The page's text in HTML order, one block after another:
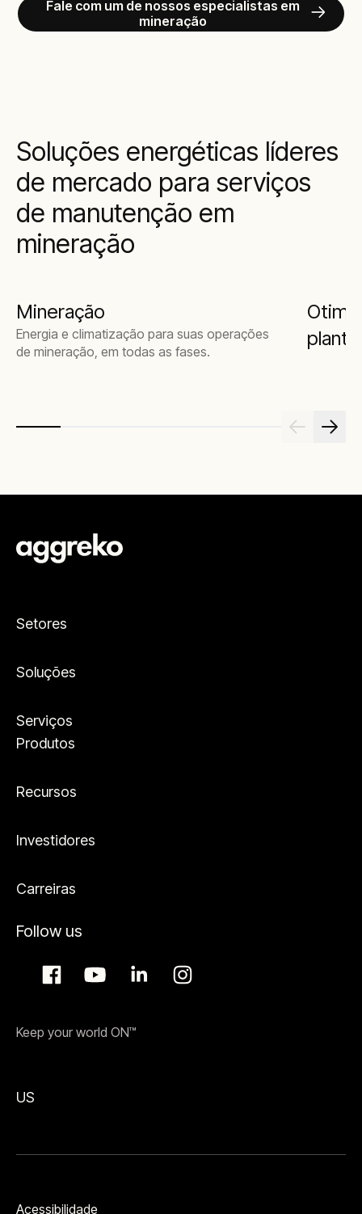
Fale com um de nossos especialistas em
mineração
Soluções energéticas líderes
de mercado para serviços
de manutenção em
mineração
Mineração
Energia e climatização para suas operações
de mineração, em todas as fases.
Setores
Soluções
Serviços
Produtos
Recursos
Investidores
Carreiras
Follow us
Keep your world ON™
US
Acessibilidade